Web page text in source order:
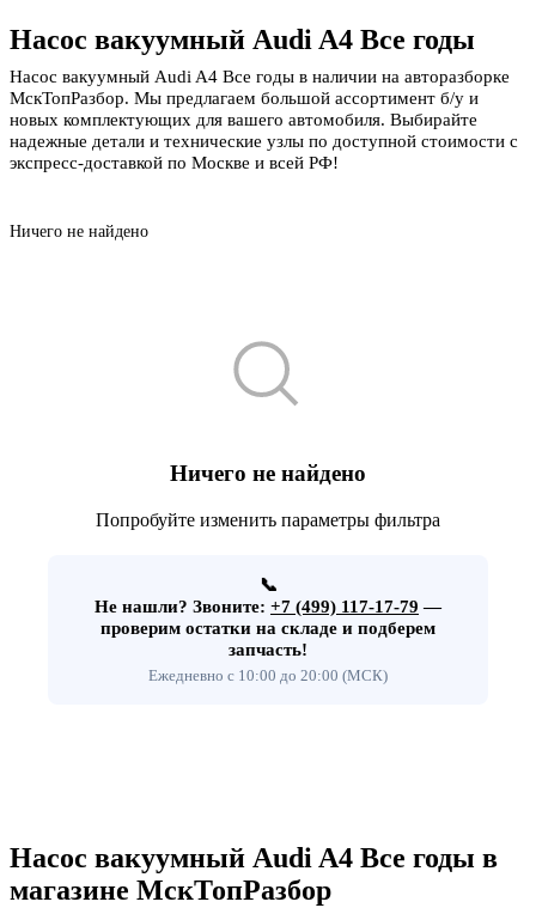
Насос вакуумный Audi A4 Все годы
Насос вакуумный Audi A4 Все годы в наличии на авторазборке
МскТопРазбор. Мы предлагаем большой ассортимент б/у и
новых комплектующих для вашего автомобиля. Выбирайте
надежные детали и технические узлы по доступной стоимости с
экспресс-доставкой по Москве и всей РФ!
Ничего не найдено
Ничего не найдено
Попробуйте изменить параметры фильтра
📞
Не нашли? Звоните: +7 (499) 117-17-79 —
проверим остатки на складе и подберем
запчасть!
Ежедневно с 10:00 до 20:00 (МСК)
Насос вакуумный Audi A4 Все годы в
магазине МскТопРазбор